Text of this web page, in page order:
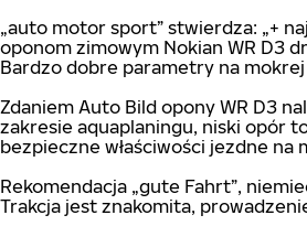
„auto motor sport” stwierdza: „+
oponom zimowym Nokian WR D3
Bardzo dobre parametry na
Zdaniem Auto Bild opony WR D3
zakresie aquaplaningu, niski opór
bezpieczne właściwości jezdne
Rekomendacja „gute Fahrt”,
Trakcja jest znakomita,